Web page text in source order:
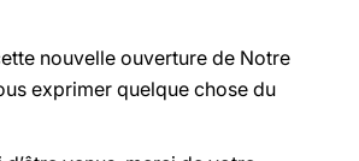
nouvelle ouverture de Notre
exprimer quelque chose du